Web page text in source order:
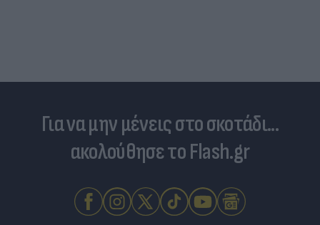
Για να μην μένεις στο σκοτάδι...
ακολούθησε το Flash.gr